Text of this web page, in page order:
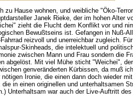
zu Hause wohnen, und weibliche "Öko-
Janek Rieke, der im hohen
zieht die Flucht dem Konflikt vor und
Bewußtseins ist. Gefangen in Nuß-
reizvoll und unerreichbar zugleich.
Skinheads, die intelektuell und
zwischen Mann und Frau sondern
abgelöst. Mit viel Mühe sticht "Weichei",
genveränderten Kürbissen, da muß
Ironie, die einen dann doch wieder
in einen originellen und unterhaltsamen
Unterhaltsam war auch der Live-Auftritt